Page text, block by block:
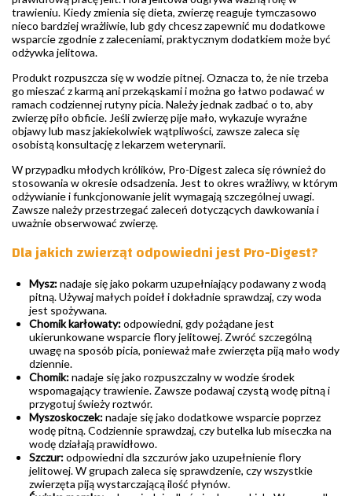
trawieniu. Kiedy zmienia się dieta, zwierzę reaguje tymczasowo
nieco bardziej wrażliwie, lub gdy chcesz zapewnić mu dodatkowe
wsparcie zgodnie z zaleceniami, praktycznym dodatkiem może być
odżywka jelitowa.
Produkt rozpuszcza się w wodzie pitnej. Oznacza to, że nie trzeba
go mieszać z karmą ani przekąskami i można go łatwo podawać w
ramach codziennej rutyny picia. Należy jednak zadbać o to, aby
zwierzę piło obficie. Jeśli zwierzę pije mało, wykazuje wyraźne
objawy lub masz jakiekolwiek wątpliwości, zawsze zaleca się
osobistą konsultację z lekarzem weterynarii.
W przypadku młodych królików, Pro-Digest zaleca się również do
stosowania w okresie odsadzenia. Jest to okres wrażliwy, w którym
odżywianie i funkcjonowanie jelit wymagają szczególnej uwagi.
Zawsze należy przestrzegać zaleceń dotyczących dawkowania i
uważnie obserwować zwierzę.
Dla jakich zwierząt odpowiedni jest Pro-Digest?
Mysz:nadaje się jako pokarm uzupełniający podawany z wodą
pitną. Używaj małych poideł i dokładnie sprawdzaj, czy woda
jest spożywana.
Chomik karłowaty:odpowiedni, gdy pożądane jest
ukierunkowane wsparcie flory jelitowej. Zwróć szczególną
uwagę na sposób picia, ponieważ małe zwierzęta piją mało wody
dziennie.
Chomik:nadaje się jako rozpuszczalny w wodzie środek
wspomagający trawienie. Zawsze podawaj czystą wodę pitną i
przygotuj świeży roztwór.
Myszoskoczek:nadaje się jako dodatkowe wsparcie poprzez
wodę pitną. Codziennie sprawdzaj, czy butelka lub miseczka na
wodę działają prawidłowo.
Szczur:odpowiedni dla szczurów jako uzupełnienie flory
jelitowej. W grupach zaleca się sprawdzenie, czy wszystkie
zwierzęta piją wystarczającą ilość płynów.